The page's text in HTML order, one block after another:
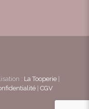
: La Tooperie
| CGV